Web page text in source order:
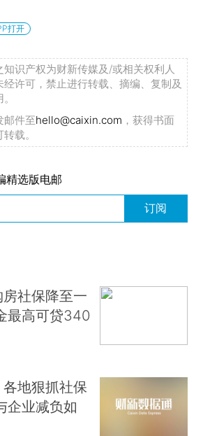
打开
识产权为财新传媒及/或相关权利人
许可，禁止进行转载、摘编、复制及
邮件至hello@caixin.com ，获得书面
载。
精选版电邮
订阅
社保降至一
最高可贷340
各地狠抓社保
企业减负如